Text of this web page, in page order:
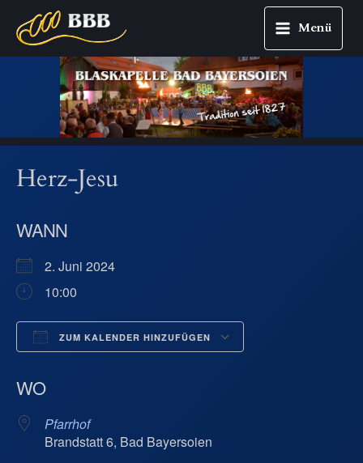
Main
Menu
Menü
Herz-Jesu
WANN
2. Juni 2024
10:00
ZUM KALENDER HINZUFÜGEN
WO
Pfarrhof
Brandstatt 6, Bad Bayersoien